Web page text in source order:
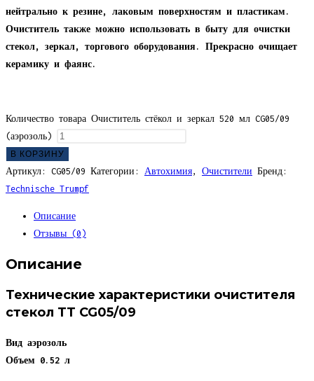
нейтрально к резине, лаковым поверхностям и пластикам.
Очиститель также можно использовать в быту для очистки
стекол, зеркал, торгового оборудования. Прекрасно очищает
керамику и фаянс.
Количество товара Очиститель стёкол и зеркал 520 мл CG05/09
(аэрозоль)
В КОРЗИНУ
Артикул: CG05/09 Категории: Автохимия, Очистители Бренд:
Technische Trumpf
Описание
Отзывы (0)
Описание
Технические характеристики очистителя
стекол TT CG05/09
Вид аэрозоль
Объем 0.52 л